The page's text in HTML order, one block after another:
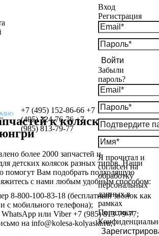
+7 (495) 152-86-66 +7
(495) 324-76-76 +7
(985) 813-79-77
Вход
Регистрация
Войти
Забыли
пароль?
Я прочитал и
согласен на
обработку
персональных
данных в
рамках
Политики
к коляскам в
более 2000 запчастей и
детских колясок разных типов. Наши
помогут Вам подобрать подходящую
с нами любым удобным способом:
8-800-100-83-18 (бесплатный звонок как
с мобильного телефона);
или Viber +7 (985) 813-79-77;
на info@kolesa-kolyaski.ru;